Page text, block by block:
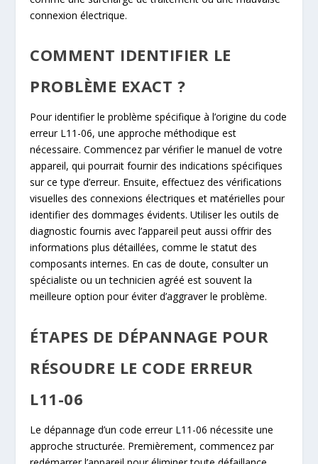
connexion électrique.
COMMENT IDENTIFIER LE
PROBLÈME EXACT ?
Pour identifier le problème spécifique à l’origine du code
erreur L11-06, une approche méthodique est
nécessaire. Commencez par vérifier le manuel de votre
appareil, qui pourrait fournir des indications spécifiques
sur ce type d’erreur. Ensuite, effectuez des vérifications
visuelles des connexions électriques et matérielles pour
identifier des dommages évidents. Utiliser les outils de
diagnostic fournis avec l’appareil peut aussi offrir des
informations plus détaillées, comme le statut des
composants internes. En cas de doute, consulter un
spécialiste ou un technicien agréé est souvent la
meilleure option pour éviter d’aggraver le problème.
ÉTAPES DE DÉPANNAGE POUR
RÉSOUDRE LE CODE ERREUR
L11-06
Le dépannage d’un code erreur L11-06 nécessite une
approche structurée. Premièrement, commencez par